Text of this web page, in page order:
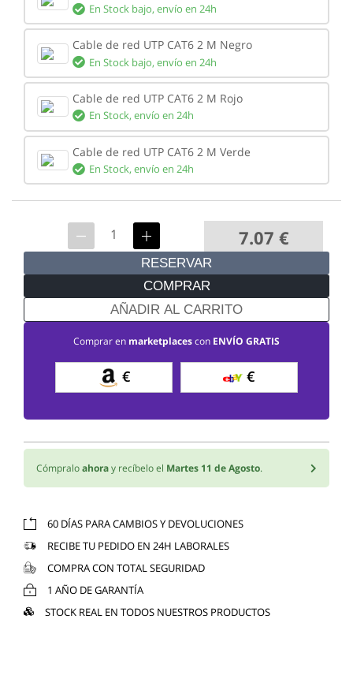
En Stock bajo, envío en 24h
Cable de red UTP CAT6 2 M Negro
En Stock bajo, envío en 24h
Cable de red UTP CAT6 2 M Rojo
En Stock, envío en 24h
Cable de red UTP CAT6 2 M Verde
En Stock, envío en 24h
7.07 €
RESERVAR
COMPRAR
AÑADIR AL CARRITO
Comprar en marketplacescon ENVÍO GRATIS
€ €
Cómpraloahoray recíbelo el Martes 11 de Agosto.
60 DÍAS PARA CAMBIOS Y DEVOLUCIONES
RECIBE TU PEDIDO EN 24H LABORALES
COMPRA CON TOTAL SEGURIDAD
1 AÑO DE GARANTÍA
STOCK REAL EN TODOS NUESTROS PRODUCTOS